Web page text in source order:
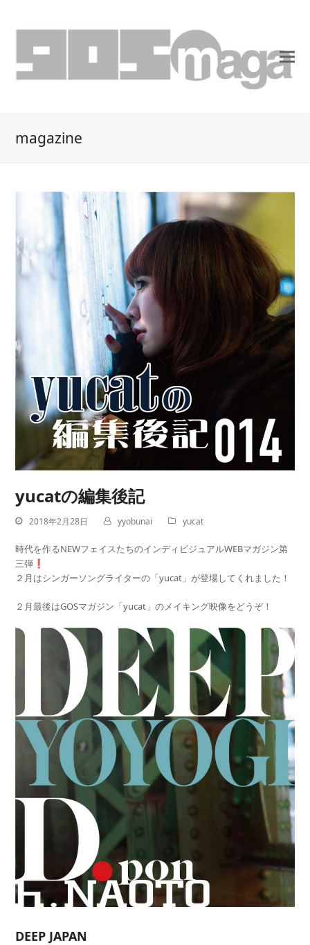
magazine
yucatの編集後記
2018年2月28日 yyobunai yucat
時代を作るNEWフェイスたちのインディビジュアルWEBマガジン第
三弾❗️
２月はシンガーソングライターの「yucat」が登場してくれました！
２月最後はGOSマガジン「yucat」のメイキング映像をどうぞ！
DEEP JAPAN